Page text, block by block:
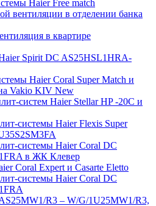
Haier Free match
вентиляции в отделении банка
в квартире
Spirit DC AS25HSL1HRA-
Haier Coral Super Match и
Vakio KIV New
систем Haier Stellar HP -20С и
системы Haier Flexis Super
системы Haier Coral DC
в ЖК Клевер
Coral Expert и Casarte Eletto
системы Haier Coral DC
R3 – W/G/1U25MW1/R3,